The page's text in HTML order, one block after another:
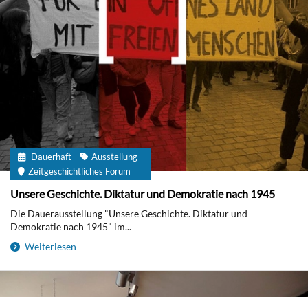
Dauerhaft
Ausstellung
Zeitgeschichtliches Forum
Unsere Geschichte. Diktatur und Demokratie nach 1945
Die Dauerausstellung "Unsere Geschichte. Diktatur und
Demokratie nach 1945" im...
Weiterlesen